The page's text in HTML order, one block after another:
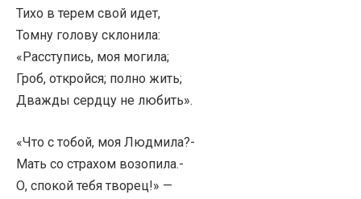
Тихо в терем свой идет,
Томну голову склонила:
«Расступись, моя могила;
Гроб, откройся; полно жить;
Дважды сердцу не любить».
«Что с тобой, моя Людмила?-
Мать со страхом возопила.-
О, спокой тебя творец!» —